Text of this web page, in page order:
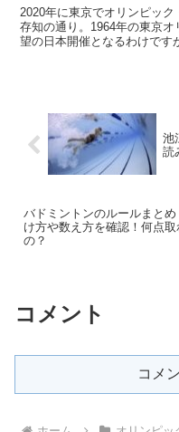
2020年に東京でオリンピッ
存知の通り。1964年の東京
望の日本開催となるわけです
池
読
バドミントンのルールまとめ
け方や数え方を確認！何点
の？
コメント
コメ